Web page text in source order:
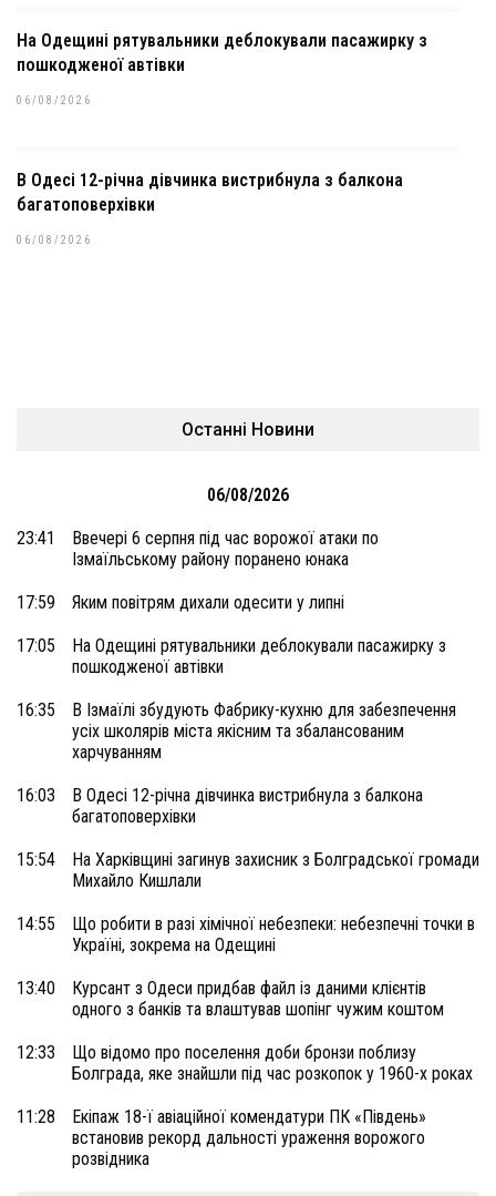
На Одещині рятувальники деблокували пасажирку з
пошкодженої автівки
06/08/2026
В Одесі 12-річна дівчинка вистрибнула з балкона
багатоповерхівки
06/08/2026
Останні Новини
06/08/2026
23:41
Ввечері 6 серпня під час ворожої атаки по
Ізмаїльському району поранено юнака
17:59 Яким повітрям дихали одесити у липні
17:05
На Одещині рятувальники деблокували пасажирку з
пошкодженої автівки
16:35
В Ізмаїлі збудують Фабрику-кухню для забезпечення
усіх школярів міста якісним та збалансованим
харчуванням
16:03
В Одесі 12-річна дівчинка вистрибнула з балкона
багатоповерхівки
15:54
На Харківщині загинув захисник з Болградської громади
Михайло Кишлали
14:55
Що робити в разі хімічної небезпеки: небезпечні точки в
Україні, зокрема на Одещині
13:40
Курсант з Одеси придбав файл із даними клієнтів
одного з банків та влаштував шопінг чужим коштом
12:33
Що відомо про поселення доби бронзи поблизу
Болграда, яке знайшли під час розкопок у 1960-х роках
11:28
Екіпаж 18-ї авіаційної комендатури ПК «Південь»
встановив рекорд дальності ураження ворожого
розвідника